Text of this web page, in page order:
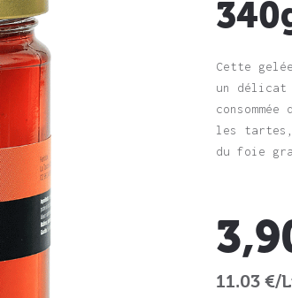
Cette
un délicat
les tartes,
du foie
11.03 €/